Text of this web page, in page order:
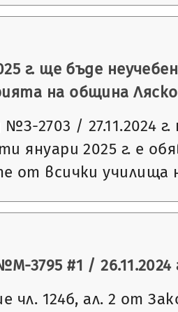
г. ще бъде
на община
№З-2703 / 27.11.2024
януари 2025 г. е
от всички
3795 #1 / 26.11.2024
чл. 124б, ал. 2 от